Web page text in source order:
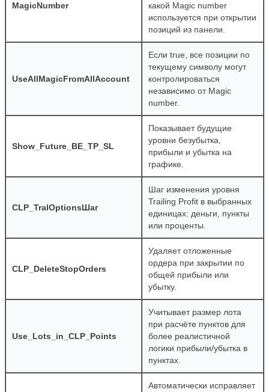
MagicNumber
какой Magic number
используется при открытии
позиций из панели.
UseAllMagicFromAllAccount
Если true, все позиции по
текущему символу могут
контролироваться
независимо от Magic
number.
Show_Future_BE_TP_SL
Показывает будущие
уровни безубытка,
прибыли и убытка на
графике.
CLP_TralOptionsШаг
Шаг изменения уровня
Trailing Profit в выбранных
единицах: деньги, пункты
или проценты.
CLP_DeleteStopOrders
Удаляет отложенные
ордера при закрытии по
общей прибыли или
убытку.
Use_Lots_in_CLP_Points
Учитывает размер лота
при расчёте пунктов для
более реалистичной
логики прибыли/убытка в
пунктах.
Автоматически исправляет